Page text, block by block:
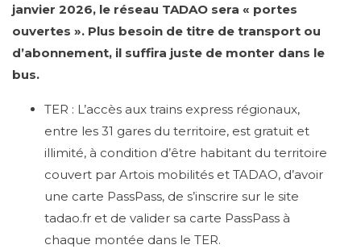
janvier 2026, le réseau TADAO sera « portes
ouvertes ». Plus besoin de titre de transport ou
d’abonnement, il suffira juste de monter dans le
bus.
TER : L’accès aux trains express régionaux,
entre les 31 gares du territoire, est gratuit et
illimité, à condition d’être habitant du territoire
couvert par Artois mobilités et TADAO, d’avoir
une carte PassPass, de s’inscrire sur le site
tadao.fr et de valider sa carte PassPass à
chaque montée dans le TER.